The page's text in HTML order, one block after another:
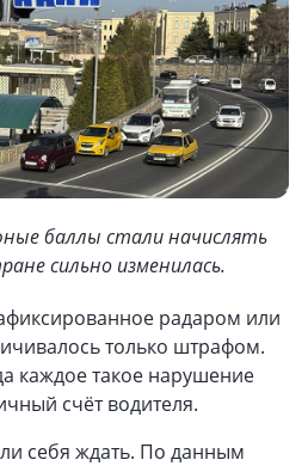
баллы стали начислять
сильно изменилась.
радаром или
только штрафом.
каждое такое нарушение
счёт водителя.
себя ждать. По данным